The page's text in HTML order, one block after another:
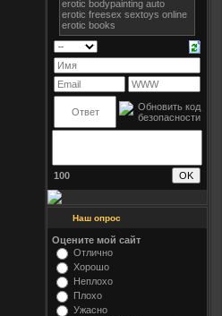
100
Наш опрос
Оцените мой сайт
Отлично
Хорошо
Неплохо
Плохо
Ужасно